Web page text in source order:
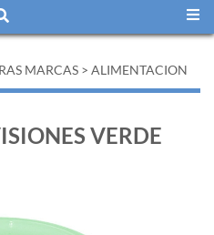
MARCAS > ALIMENTACION
VERDE